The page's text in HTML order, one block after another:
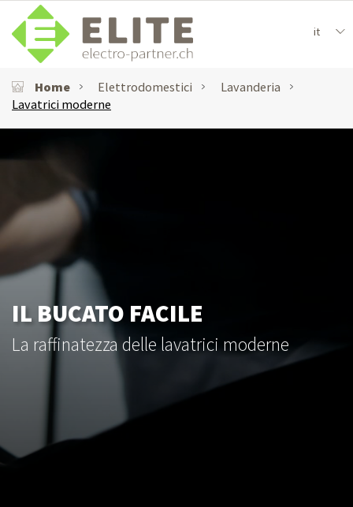
it
Home Elettrodomestici
Lavanderia
Lavatrici moderne
IL BUCATO FACILE
La raffinatezza delle lavatrici moderne